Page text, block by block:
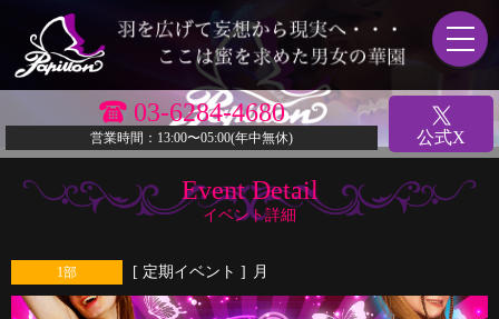
03-6284-4680
営業時間：13:00〜05:00(年中無休) 公式X
Event Detail
イベント詳細
1部 [ 定期イベント ] 月